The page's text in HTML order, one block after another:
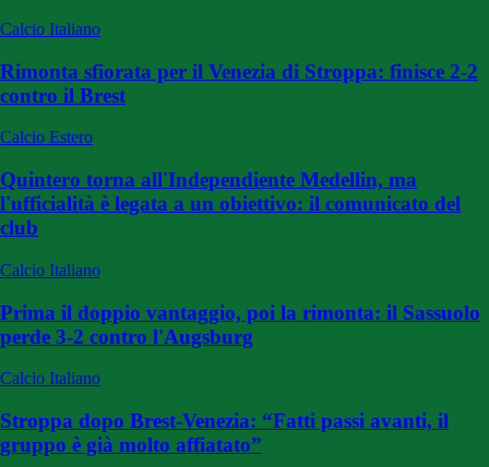
Calcio Italiano
Rimonta sfiorata per il Venezia di Stroppa: finisce 2-2
contro il Brest
Calcio Estero
Quintero torna all'Independiente Medellin, ma
l'ufficialità è legata a un obiettivo: il comunicato del
club
Calcio Italiano
Prima il doppio vantaggio, poi la rimonta: il Sassuolo
perde 3-2 contro l'Augsburg
Calcio Italiano
Stroppa dopo Brest-Venezia: “Fatti passi avanti, il
gruppo è già molto affiatato”